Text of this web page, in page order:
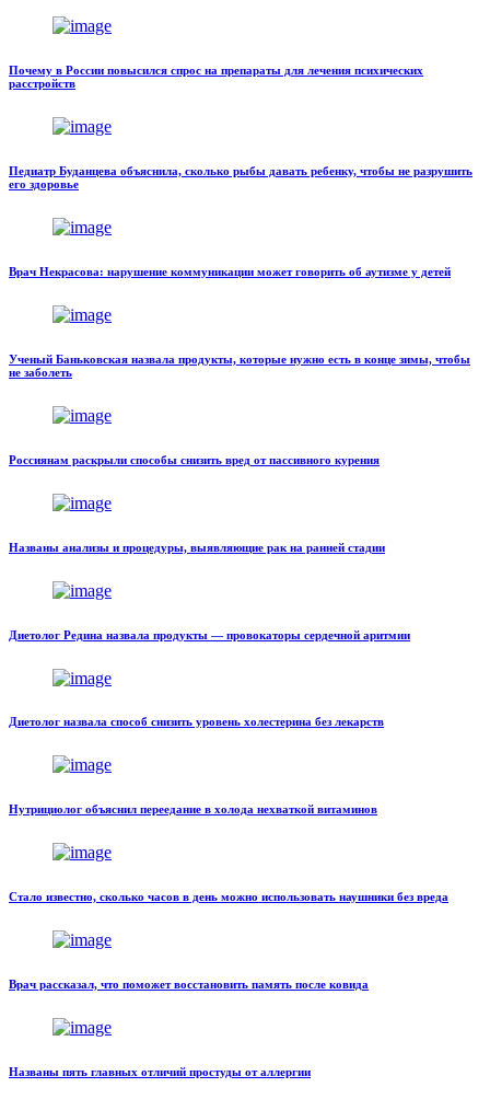
Почему в России повысился спрос на препараты для лечения психических
расстройств
Педиатр Буданцева объяснила, сколько рыбы давать ребенку, чтобы не разрушить
его здоровье
Врач Некрасова: нарушение коммуникации может говорить об аутизме у детей
Ученый Баньковская назвала продукты, которые нужно есть в конце зимы, чтобы
не заболеть
Россиянам раскрыли способы снизить вред от пассивного курения
Названы анализы и процедуры, выявляющие рак на ранней стадии
Диетолог Редина назвала продукты — провокаторы сердечной аритмии
Диетолог назвала способ снизить уровень холестерина без лекарств
Нутрициолог объяснил переедание в холода нехваткой витаминов
Стало известно, сколько часов в день можно использовать наушники без вреда
Врач рассказал, что поможет восстановить память после ковида
Названы пять главных отличий простуды от аллергии